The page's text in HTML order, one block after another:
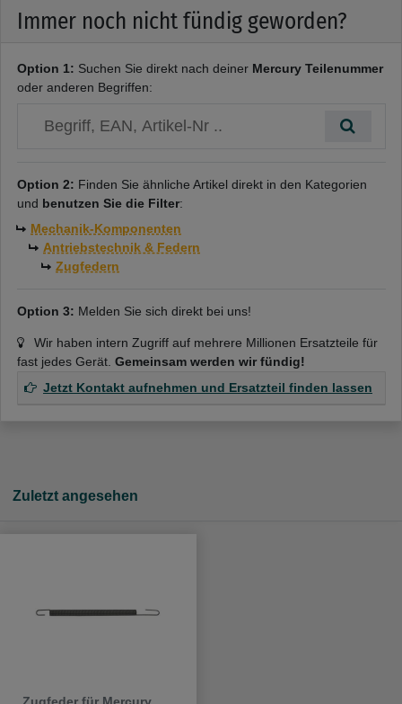
Immer noch nicht fündig geworden?
Option 1: Suchen Sie direkt nach deiner Mercury Teilenummer
oder anderen Begriffen:
Option 2: Finden Sie ähnliche Artikel direkt in den Kategorien
und benutzen Sie die Filter:
Mechanik-Komponenten
Antriebstechnik & Federn
Zugfedern
Option 3: Melden Sie sich direkt bei uns!
Wir haben intern Zugriff auf mehrere Millionen Ersatzteile für
fast jedes Gerät. Gemeinsam werden wir fündig!
Jetzt Kontakt aufnehmen und Ersatzteil finden lassen
Zuletzt angesehen